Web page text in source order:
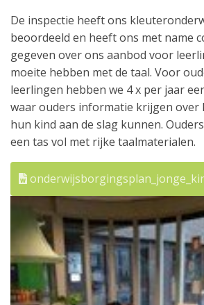
De inspectie heeft ons
beoordeeld en heeft ons met name
gegeven over ons aanbod voor
moeite hebben met de taal. Voor
leerlingen hebben we 4 x per jaar
waar ouders informatie krijgen over
hun kind aan de slag kunnen.
een tas vol met rijke taalmaterialen.